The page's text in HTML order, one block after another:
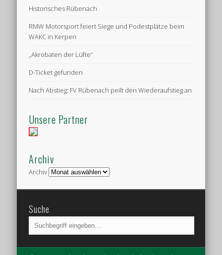
Historisches Rübenach
RMW Motorsport feiert Siege und Podestplätze beim
WAKC in Kerpen
„Akrobaten der Lüfte“
D-Ticket gefunden
Nach Abstieg: FV Rübenach peilt den Wiederaufstieg an
Unsere Partner
Archiv
Archiv
Suche